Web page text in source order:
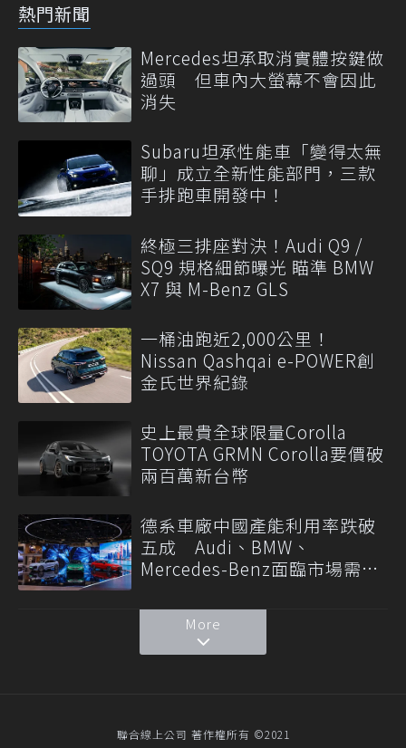
熱門新聞
Mercedes坦承取消實體按鍵做
過頭 但車內大螢幕不會因此
消失
Subaru坦承性能車「變得太無
聊」成立全新性能部門，三款
手排跑車開發中！
終極三排座對決！Audi Q9 /
SQ9 規格細節曝光 瞄準 BMW
X7 與 M-Benz GLS
一桶油跑近2,000公里！
Nissan Qashqai e-POWER創
金氏世界紀錄
史上最貴全球限量Corolla
TOYOTA GRMN Corolla要價破
兩百萬新台幣
德系車廠中國產能利用率跌破
五成 Audi、BMW、
Mercedes-Benz面臨市場需求
More
聯合線上公司 著作權所有 ©2021